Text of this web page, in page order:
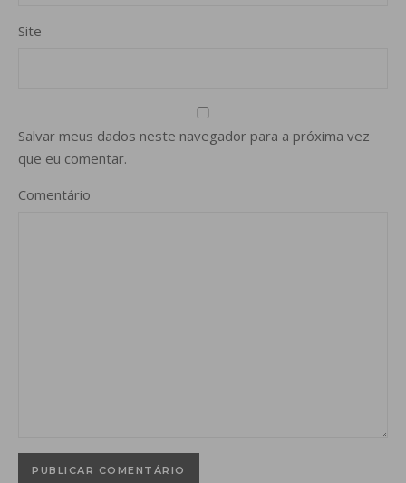
Site
Salvar meus dados neste navegador para a próxima vez
que eu comentar.
Comentário